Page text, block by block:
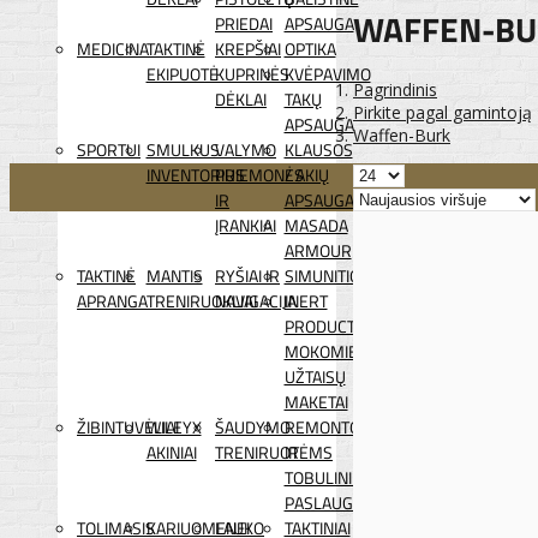
PRIEDAI APSAUGA
MEDICINATAKTINĖ
EKIPUOTĖ
KREPŠIAI
KUPRINĖS
DĖKLAI
OPTIKA
KVĖPAVIMO
TAKŲ
APSAUGA
SPORTUI SMULKUS
INVENTORIUS
VALYMO
PRIEMONĖS
IR
ĮRANKIAI
KLAUSOS
/ AKIŲ
APSAUGA
MASADA
ARMOUR
TAKTINĖ
APRANGA
MANTIS
TRENIRUOKLIAI
RYŠIAI IR
NAVIGACIJA
SIMUNITION
INERT
PRODUCTS
MOKOMIEJI
UŽTAISŲ
MAKETAI
ŽIBINTUVĖLIAI
WILEYX
AKINIAI
ŠAUDYMO
TRENIRUOTĖMS
REMONTO
IR
TOBULINIMO
PASLAUGOS
TOLIMASISKARIUOMENEI
LAUKO TAKTINIAI
WAFFEN-
Pagrindinis
Pirkite pagal gamintoją
Waffen-Burk